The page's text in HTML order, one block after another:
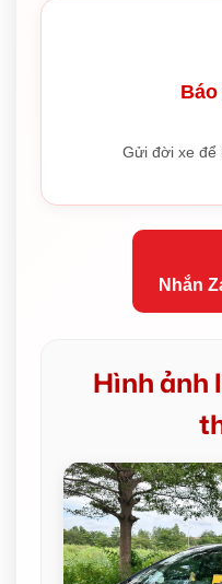
Gửi đời xe để
Nhắn
Hình ảnh